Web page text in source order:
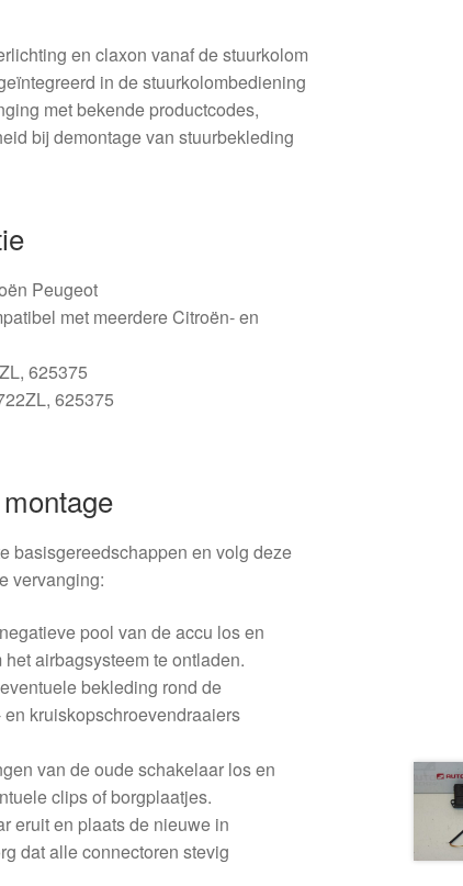
en claxon vanaf de stuurkolom
in de stuurkolombediening
met bekende productcodes,
bij demontage van stuurbekleding
Peugeot
met meerdere Citroën- en
625375
625375
basisgereedschappen en volg deze
vervanging:
pool van de accu los en
airbagsysteem te ontladen.
bekleding rond de
kruiskopschroevendraaiers
van de oude schakelaar los en
clips of borgplaatjes.
eruit en plaats de nieuwe in
dat alle connectoren stevig